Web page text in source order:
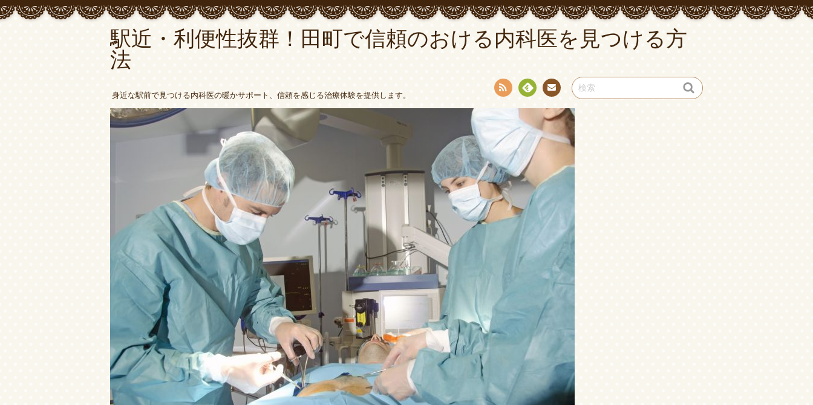
駅近・利便性抜群！田町で信頼のおける内科医を見つける方
法
身近な駅前で見つける内科医の暖かサポート、信頼を感じる治療体験を提供します。
Fee
dly
い合
わせ